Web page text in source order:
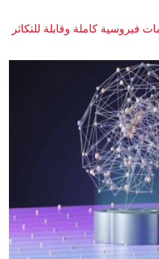
فيروسية كاملة وقابلة للتكاثر